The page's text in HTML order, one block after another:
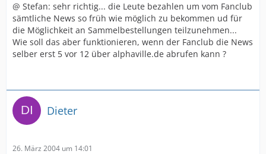
@ Stefan: sehr richtig... die Leute bezahlen um vom Fanclub
sämtliche News so früh wie möglich zu bekommen ud für
die Möglichkeit an Sammelbestellungen teilzunehmen...
Wie soll das aber funktionieren, wenn der Fanclub die News
selber erst 5 vor 12 über alphaville.de abrufen kann ?
Dieter
26. März 2004 um 14:01